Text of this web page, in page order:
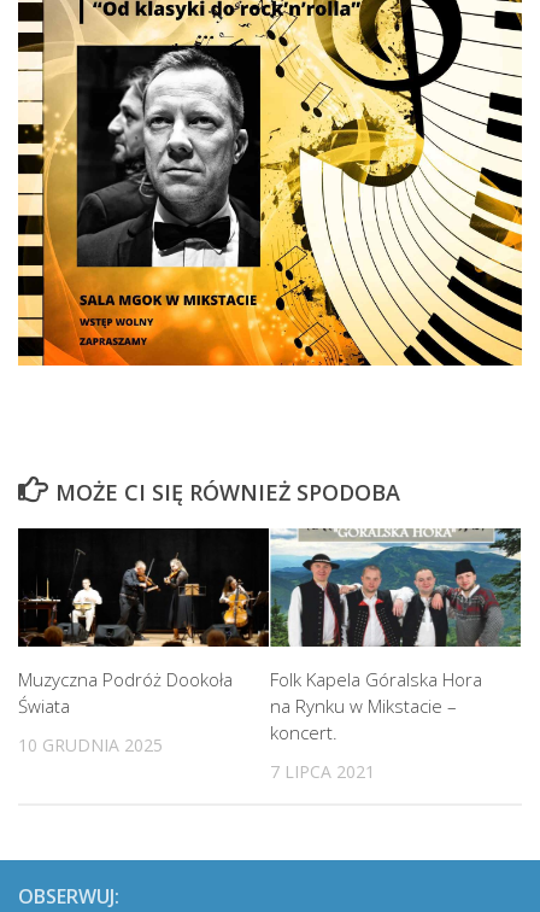
MOŻE CI SIĘ RÓWNIEŻ SPODOBA
Muzyczna Podróż Dookoła
Świata
10 GRUDNIA 2025
Folk Kapela Góralska Hora
na Rynku w Mikstacie –
koncert.
7 LIPCA 2021
OBSERWUJ: